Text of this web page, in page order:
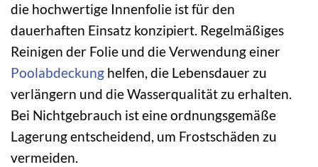
die hochwertige Innenfolie ist für den
dauerhaften Einsatz konzipiert. Regelmäßiges
Reinigen der Folie und die Verwendung einer
Poolabdeckung helfen, die Lebensdauer zu
verlängern und die Wasserqualität zu erhalten.
Bei Nichtgebrauch ist eine ordnungsgemäße
Lagerung entscheidend, um Frostschäden zu
vermeiden.